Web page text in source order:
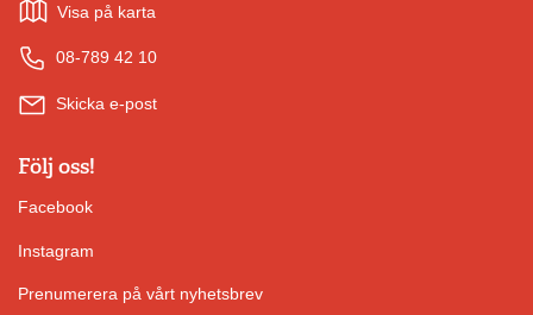
Visa på karta
08-789 42 10
Skicka e-post
Följ oss!
Facebook
Instagram
Prenumerera på vårt nyhetsbrev